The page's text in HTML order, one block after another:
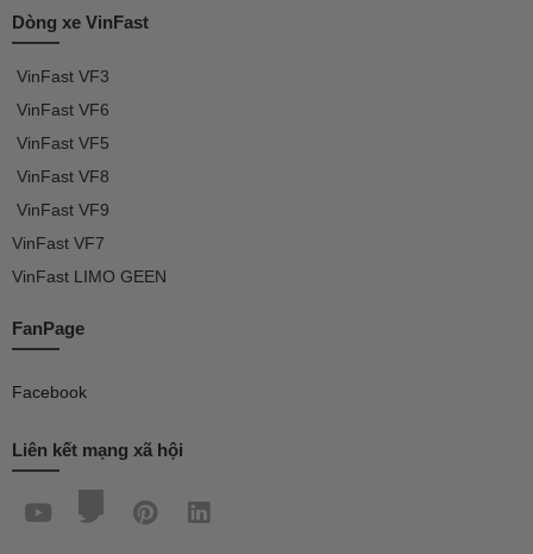
Dòng xe VinFast
VinFast VF3
VinFast VF6
VinFast VF5
VinFast VF8
VinFast VF9
VinFast VF7
VinFast LIMO GEEN
FanPage
Facebook
Liên kết mạng xã hội